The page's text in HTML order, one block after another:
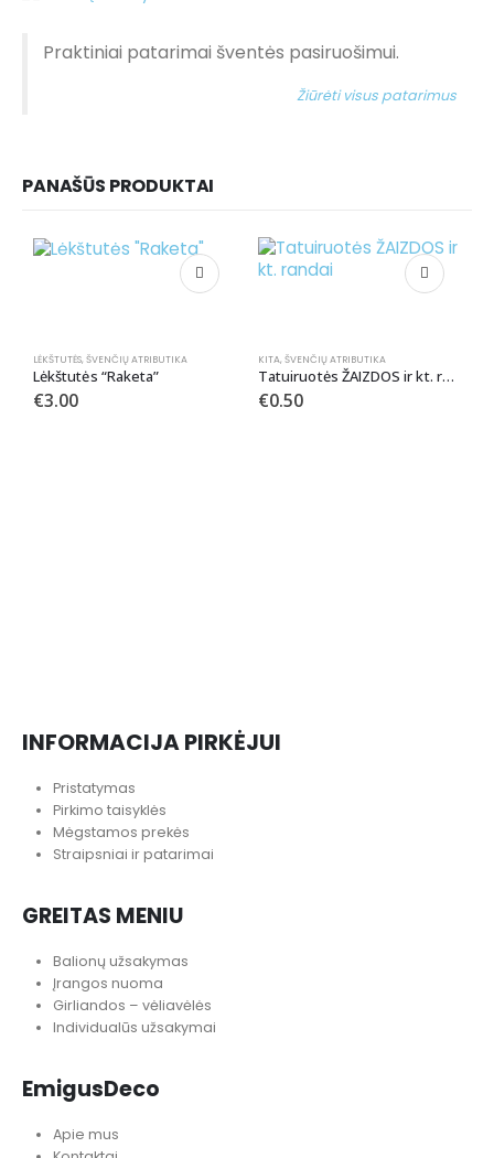
Praktiniai patarimai šventės pasiruošimui.
Žiūrėti visus patarimus
PANAŠŪS PRODUKTAI
LĖKŠTUTĖS, ŠVENČIŲ ATRIBUTIKA
Lėkštutės “Raketa”
€3.00
KITA, ŠVENČIŲ ATRIBUTIKA
Tatuiruotės ŽAIZDOS ir kt. randai
€0.50
INFORMACIJA PIRKĖJUI
Pristatymas
Pirkimo taisyklės
Mėgstamos prekės
Straipsniai ir patarimai
GREITAS MENIU
Balionų užsakymas
Įrangos nuoma
Girliandos – vėliavėlės
Individualūs užsakymai
EmigusDeco
Apie mus